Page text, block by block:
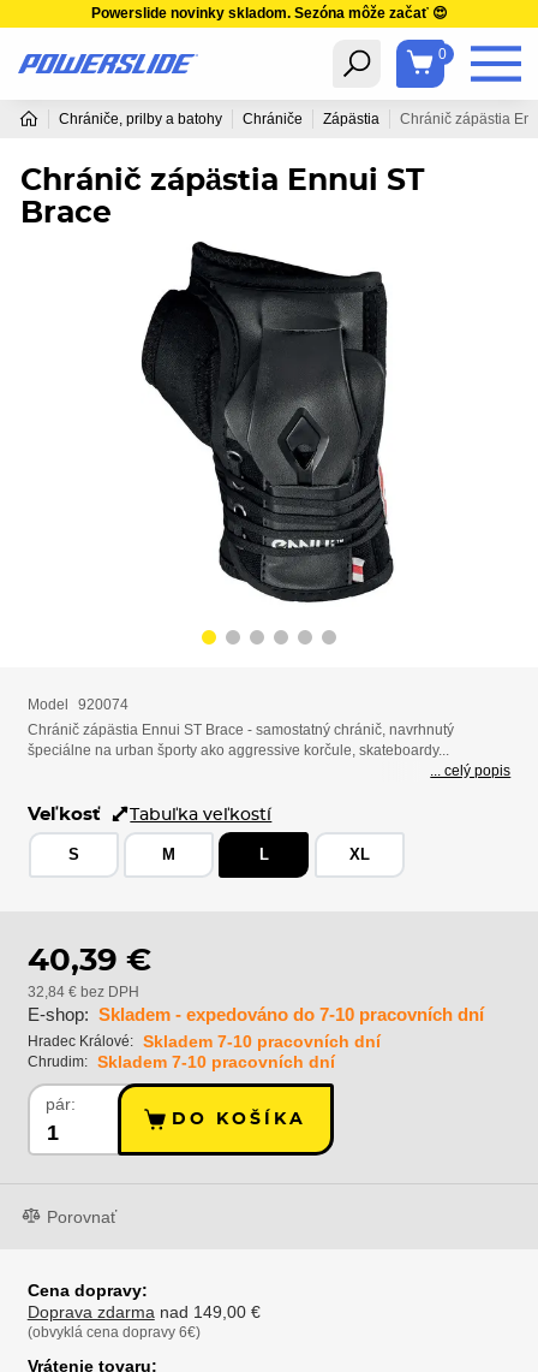
Powerslide novinky skladom. Sezóna môže začať 😍
0
Chrániče, prilby a batohy Chrániče Zápästia Chránič zápästia
Chránič zápästia Ennui ST
Brace
Model
920074
Chránič zápästia Ennui ST Brace - samostatný chránič, navrhnutý
špeciálne na urban športy ako aggressive korčule, skateboardy...
... celý popis
Veľkosť Tabuľka veľkostí
S M L XL
40,39 €
32,84 € bez DPH
E-shop: Skladem - expedováno do 7-10 pracovních dní
Hradec Králové: Skladem 7-10 pracovních dní
Chrudim: Skladem 7-10 pracovních dní
pár:
DO KOŠÍKA
Porovnať
Cena dopravy:
Doprava zdarma nad 149,00 €
(obvyklá cena dopravy 6€)
Vrátenie tovaru: